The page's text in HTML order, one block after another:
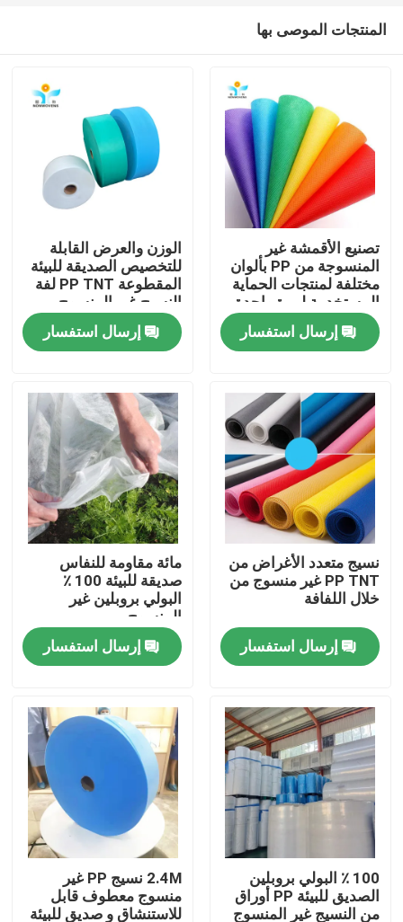
مسكن
منتجات
معلومات عنا
جولة في المعمل
مراقبة الجودة
اطلب اقتباس
ملابس واقية يمكن التخلص منها
بذلات واقية يمكن التخلص منها
معطف واقي يمكن التخلص منه
المنتجات الموصى بها
تصنيع الأقمشة غير
المنسوجة من PP بألوان
مختلفة لمنتجات الحماية
المستخدمة لمرة واحدة
إرسال استفسار
الوزن والعرض القابلة
للتخصيص الصديقة للبيئة
المقطوعة PP TNT لفة
النسيج غير المنسوج
إرسال استفسار
نسيج متعدد الأغراض من
PP TNT غير منسوج من
خلال اللفافة
إرسال استفسار
مائة مقاومة للنفاس
صديقة للبيئة 100 ٪
البولي بروبلين غير
المنسوج
إرسال استفسار
100 ٪ البولي بروبلين
الصديق للبيئة PP أوراق
من النسيج غير المنسوج
2.4M نسيج PP غير
منسوج معطوف قابل
للاستنشاق و صديق للبيئة